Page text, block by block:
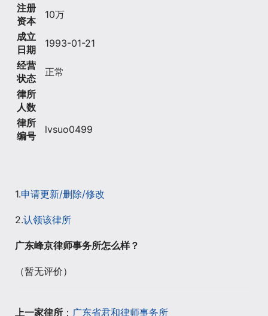
注册
资本
10万
成立
日期
1993-01-21
经营
状态
正常
律所
人数
律所
编号
lvsuo0499
1.申请更新/删除/修改
2.认领该律所
广东峰京律师事务所怎么样？
（暂无评价）
上一家律所 ： 广东省君和律师事务所